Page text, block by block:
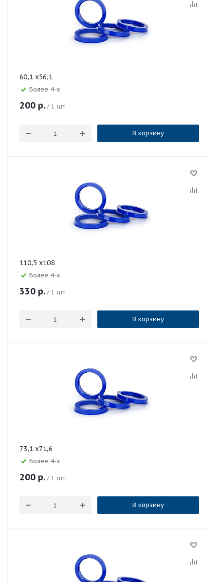
60,1 x56,1
Более 4-х
200 р./ 1 шт.
В корзину
110,5 x108
Более 4-х
330 р./ 1 шт.
В корзину
73,1 x71,6
Более 4-х
200 р./ 1 шт.
В корзину